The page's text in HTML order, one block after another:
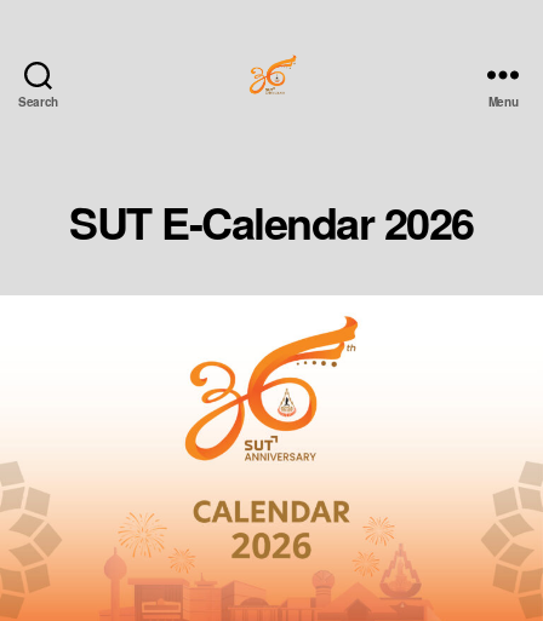
Search
Prosperous
New
Menu
SUT E-Calendar 2026